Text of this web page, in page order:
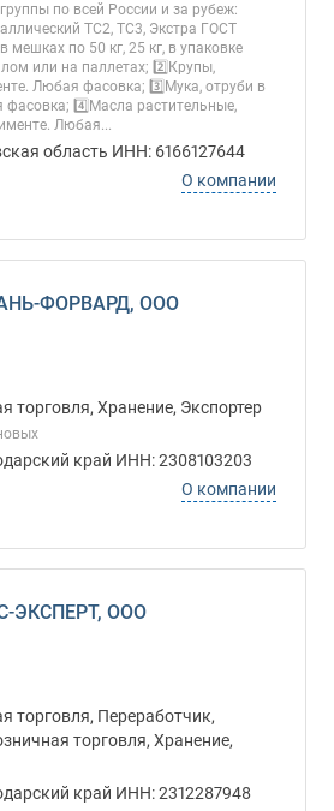
по всей России и за рубеж:
ТС2, ТС3, Экстра ГОСТ
мешках по 50 кг, 25 кг, в упаковке
или на паллетах; 2️⃣Крупы,
Любая фасовка; 3️⃣Мука, отруби в
4️⃣Масла растительные,
Любая...
область ИНН: 6166127644
О компании
ФОРВАРД, ООО
торговля, Хранение, Экспортер
край ИНН: 2308103203
О компании
ЭКСПЕРТ, ООО
торговля, Переработчик,
торговля, Хранение,
край ИНН: 2312287948